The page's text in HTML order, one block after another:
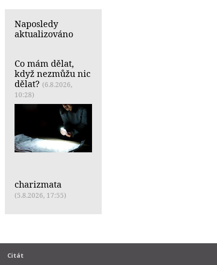
Naposledy
aktualizováno
Co mám dělat,
když nezmůžu nic
dělat? (6.8.2026,
10:28)
charizmata
(5.8.2026, 17:55)
Citát